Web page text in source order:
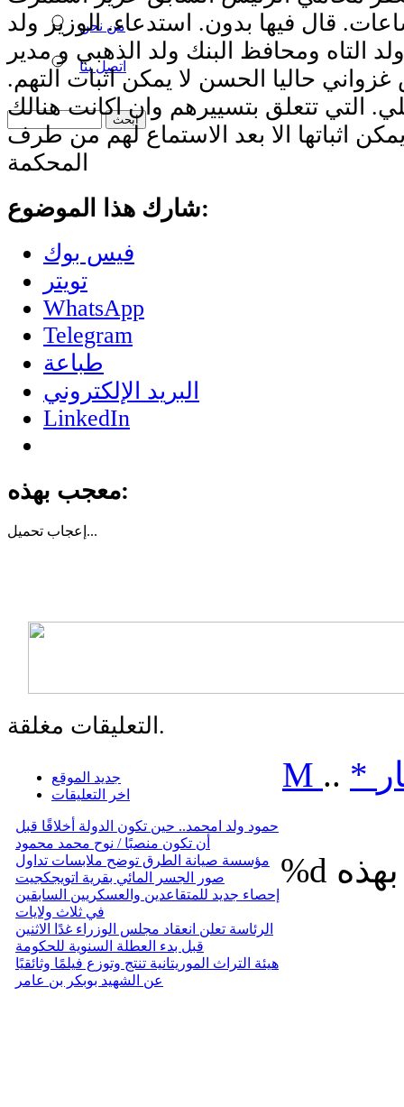
من نحن
اتصل بنا
قال فيها بدون. استدعاء. الوزير ولد
التاه ومحافظ البنك ولد الذهبي و مدير
حاليا الحسن لا يمكن اثبات التهم.
التي تتعلق بتسييرهم وان اكانت هنالك
اثباتها الا بعد الاستماع لهم من طرف
المحكمة
شارك هذا الموضوع:
فيس بوك
تويتر
WhatsApp
Telegram
طباعة
البريد الإلكتروني
LinkedIn
معجب بهذه:
إعجاب تحميل...
التعليقات مغلقة.
جديد الموقع
اخر التعليقات
حمود ولد امحمد.. حين تكون الدولة أخلاقًا قبل
أن تكون منصبًا / نوح محمد محمود
مؤسسة صيانة الطرق توضح ملابسات تداول
صور الجسر المائي بقرية اتويجكجيت
إحصاء جديد للمتقاعدين والعسكريين السابقين
في ثلاث ولايات
الرئاسة تعلن انعقاد مجلس الوزراء غدًا الاثنين
قبل بدء العطلة السنوية للحكومة
هيئة التراث الموريتانية تنتج وتوزع فيلمًا وثائقيًا
عن الشهيد بوبكر بن عامر
M .. *
%d